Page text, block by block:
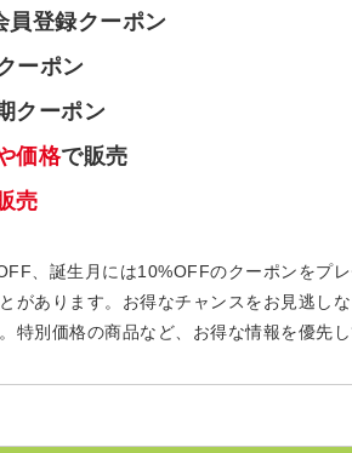
員登録クーポン
ーポン
クーポン
価格で販売
売
、誕生月には10%OFFのクーポンをプ
があります。お得なチャンスをお見逃し
特別価格の商品など、お得な情報を優先